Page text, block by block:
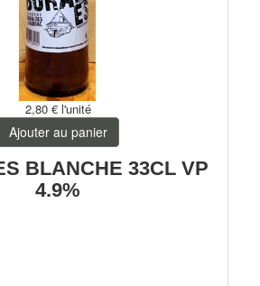
2,80 € l'unité
Ajouter au panier
BLANCHE 33CL VP
4.9%